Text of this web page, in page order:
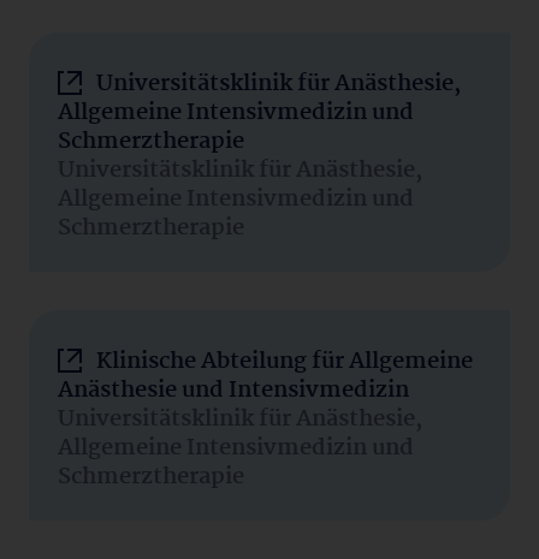
Universitätsklinik für Anästhesie,
Allgemeine Intensivmedizin und
Schmerztherapie
Universitätsklinik für Anästhesie,
Allgemeine Intensivmedizin und
Schmerztherapie
Klinische Abteilung für Allgemeine
Anästhesie und Intensivmedizin
Universitätsklinik für Anästhesie,
Allgemeine Intensivmedizin und
Schmerztherapie